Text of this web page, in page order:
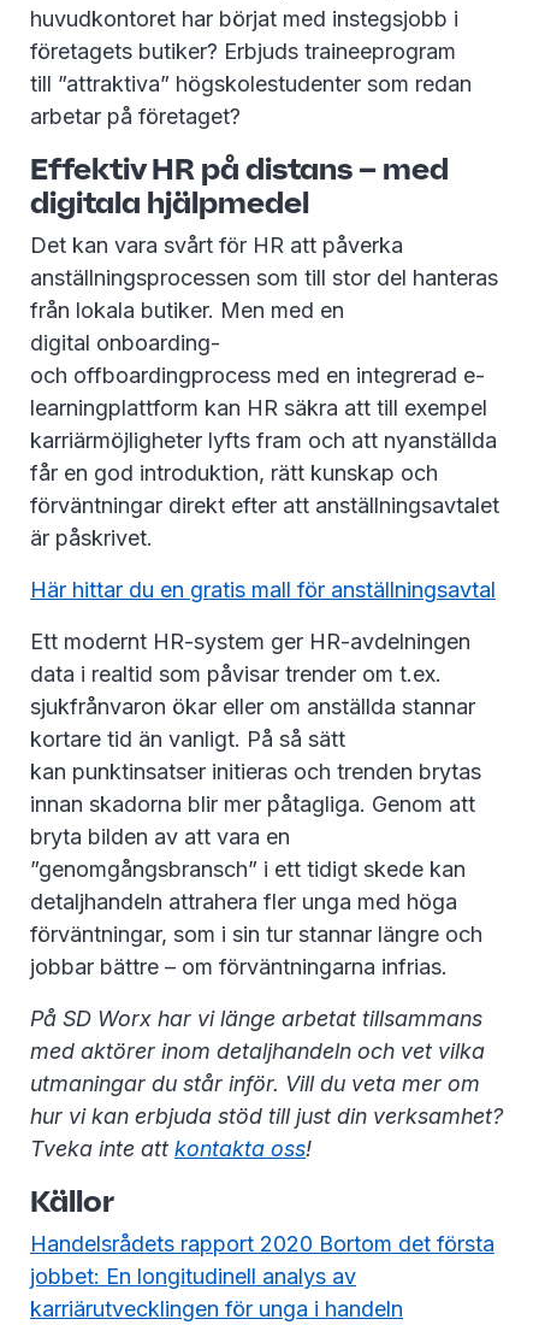
huvudkontoret har börjat med instegsjobb i
företagets butiker? Erbjuds traineeprogram
till ”attraktiva” högskolestudenter som redan
arbetar på företaget?
Effektiv HR på distans – med
digitala hjälpmedel
Det kan vara svårt för HR att påverka
anställningsprocessen som till stor del hanteras
från lokala butiker. Men med en
digital onboarding-
och offboardingprocess med en integrerad e-
learningplattform kan HR säkra att till exempel
karriärmöjligheter lyfts fram och att nyanställda
får en god introduktion, rätt kunskap och
förväntningar direkt efter att anställningsavtalet
är påskrivet.
Här hittar du en gratis mall för anställningsavtal
Ett modernt HR-system ger HR-avdelningen
data i realtid som påvisar trender om t.ex.
sjukfrånvaron ökar eller om anställda stannar
kortare tid än vanligt. På så sätt
kan punktinsatser initieras och trenden brytas
innan skadorna blir mer påtagliga. Genom att
bryta bilden av att vara en
”genomgångsbransch” i ett tidigt skede kan
detaljhandeln attrahera fler unga med höga
förväntningar, som i sin tur stannar längre och
jobbar bättre – om förväntningarna infrias.
På SD Worx har vi länge arbetat tillsammans
med aktörer inom detaljhandeln och vet vilka
utmaningar du står inför. Vill du veta mer om
hur vi kan erbjuda stöd till just din verksamhet?
Tveka inte att kontakta oss!
Källor
Handelsrådets rapport 2020 Bortom det första
jobbet: En longitudinell analys av
karriärutvecklingen för unga i handeln